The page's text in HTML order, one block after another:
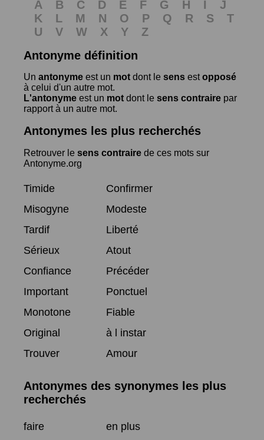
A B C D E F G H I
J
K
L M N O P Q R S
T
U
V W X Y
Z
Antonyme définition
Un antonyme est un mot dont le sens estopposé
à celui d'un autre mot.
L'antonyme est un mot dont le sens contraire par
rapport à un autre mot.
Antonymes les plus recherchés
Retrouver le sens contraire de ces mots sur
Antonyme.org
Timide
Confirmer
Misogyne
Modeste
Tardif
Liberté
Sérieux
Atout
Confiance
Précéder
Important
Ponctuel
Monotone
Fiable
Original
à l instar
Trouver
Amour
Antonymes des synonymes les plus
recherchés
faire
en plus